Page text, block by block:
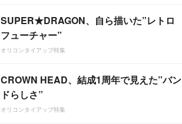
SUPER★DRAGON、自ら描いた”レトロ
フューチャー”
オリコンタイアップ特集
CROWN HEAD、結成1周年で見えた”バン
ドらしさ”
オリコンタイアップ特集